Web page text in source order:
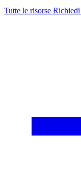
Tutte le risorse